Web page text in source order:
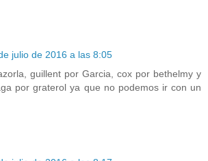
julio de 2016 a las 8:05
guillent por Garcia, cox por bethelmy y
por graterol ya que no podemos ir con un